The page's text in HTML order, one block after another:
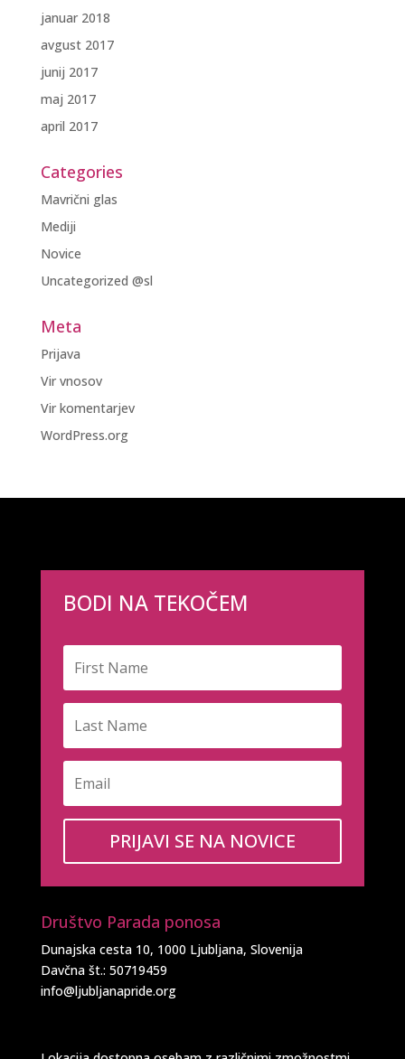
januar 2018
avgust 2017
junij 2017
maj 2017
april 2017
Categories
Mavrični glas
Mediji
Novice
Uncategorized @sl
Meta
Prijava
Vir vnosov
Vir komentarjev
WordPress.org
BODI NA TEKOČEM
PRIJAVI SE NA NOVICE
Društvo Parada ponosa
Dunajska cesta 10, 1000 Ljubljana, Slovenija
Davčna št.: 50719459
info@ljubljanapride.org